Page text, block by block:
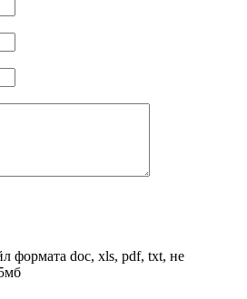
формата doc, xls, pdf, txt, не